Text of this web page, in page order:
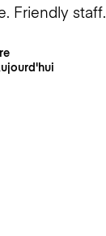
Friendly staff.